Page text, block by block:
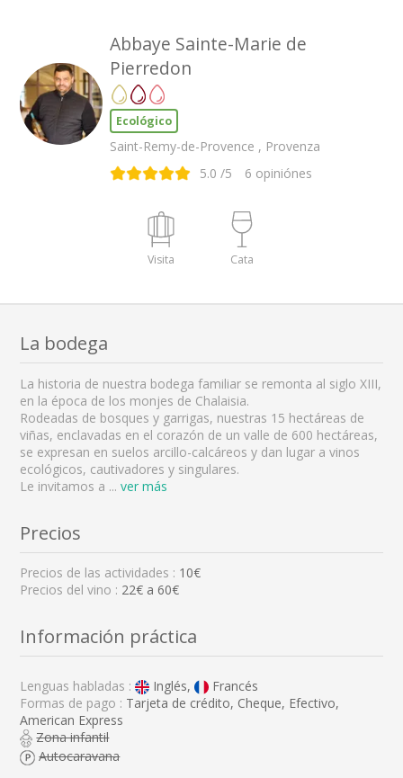
Abbaye Sainte-Marie de
Pierredon
Ecológico
Saint-Remy-de-Provence , Provenza
5.0 /5 6 opiniónes
Visita Cata
La bodega
La historia de nuestra bodega familiar se remonta al siglo XIII,
en la época de los monjes de Chalaisia.
Rodeadas de bosques y garrigas, nuestras 15 hectáreas de
viñas, enclavadas en el corazón de un valle de 600 hectáreas,
se expresan en suelos arcillo-calcáreos y dan lugar a vinos
ecológicos, cautivadores y singulares.
Le invitamos a ... ver más
Precios
Precios de las actividades : 10€
Precios del vino : 22€ a 60€
Información práctica
Lenguas habladas : Inglés,
Francés
Formas de pago : Tarjeta de crédito, Cheque, Efectivo,
American Express
Zona infantil
Autocaravana